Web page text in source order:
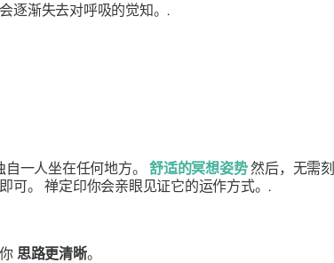
逐渐失去对呼吸的觉知。.
自一人坐在任何地方。舒适的冥想姿势然后，无需
可。禅定印你会亲眼见证它的运作方式。.
思路更清晰。